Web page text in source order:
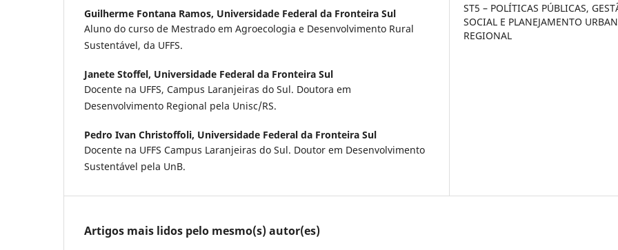
Guilherme Fontana Ramos, Universidade Federal da Fronteira Sul
Aluno do curso de Mestrado em Agroecologia e Desenvolvimento Rural
Sustentável, da UFFS.
Janete Stoffel, Universidade Federal da Fronteira Sul
Docente na UFFS, Campus Laranjeiras do Sul. Doutora em
Desenvolvimento Regional pela Unisc/RS.
Pedro Ivan Christoffoli, Universidade Federal da Fronteira Sul
Docente na UFFS Campus Laranjeiras do Sul. Doutor em Desenvolvimento
Sustentável pela UnB.
ST5 – POLÍTICAS PÚBLICAS,
SOCIAL E PLANEJAMENTO
REGIONAL
Artigos mais lidos pelo mesmo(s) autor(es)